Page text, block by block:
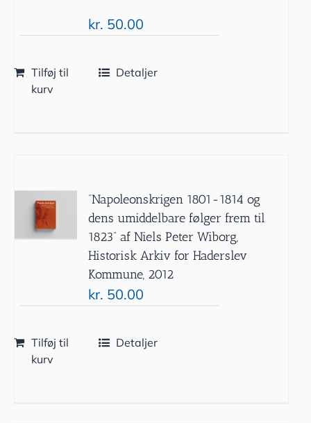
kr. 50.00
Tilføj til
kurv
Detaljer
”Napoleonskrigen 1801-1814 og
dens umiddelbare følger frem til
1823” af Niels Peter Wiborg,
Historisk Arkiv for Haderslev
Kommune, 2012
kr. 50.00
Tilføj til
kurv
Detaljer